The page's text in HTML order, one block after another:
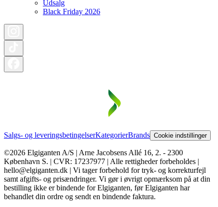
Udsalg
Black Friday 2026
Salgs- og leveringsbetingelserKategorierBrands Cookie indstillinger
©2026 Elgiganten A/S | Arne Jacobsens Allé 16, 2. - 2300
København S. | CVR: 17237977 | Alle rettigheder forbeholdes |
hello@elgiganten.dk | Vi tager forbehold for tryk- og korrekturfejl
samt afgifts- og prisændringer. Vi gør i øvrigt opmærksom på at din
bestilling ikke er bindende for Elgiganten, før Elgiganten har
behandlet din ordre og sendt en bindende faktura.